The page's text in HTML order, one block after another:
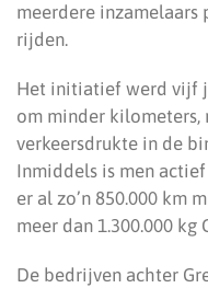
meerdere inzamelaars
rijden.
Het initiatief werd vijf
om minder
verkeersdrukte in de
Inmiddels is men
er al zo’n 850.000 km
meer dan 1.300.000
De bedrijven achter